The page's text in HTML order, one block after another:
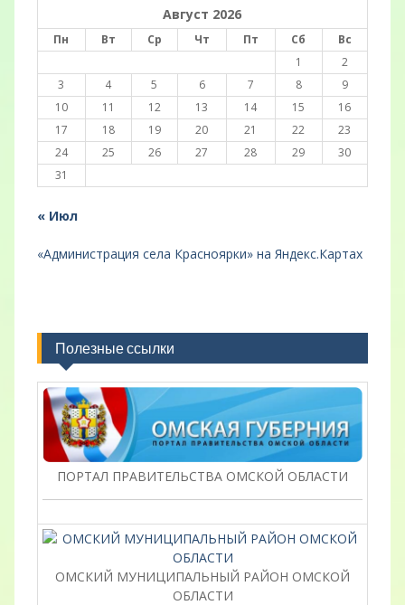
Август 2026
Пн Вт Ср Чт Пт Сб
Вс
1
2
3
4 5 6 7 8
9
10
11 12 13 14 15
16
17
18 19 20 21 22
23
24
25 26 27 28 29
30
31
« Июл
«Администрация села Красноярки» на Яндекс.Картах
Полезные ссылки
ПОРТАЛ ПРАВИТЕЛЬСТВА ОМСКОЙ ОБЛАСТИ
ОМСКИЙ МУНИЦИПАЛЬНЫЙ РАЙОН ОМСКОЙ
ОБЛАСТИ